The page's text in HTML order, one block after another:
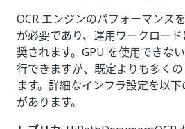
OCR エンジンのパフォーマンス
が必要であり、運用ワークロー
奨されます。GPU を使用できな
行できますが、既定よりも多く
ます。詳細なインフラ設定を以
があります。